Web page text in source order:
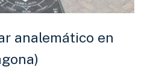
analemático en